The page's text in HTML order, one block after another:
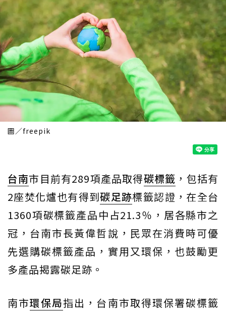
圖／freepik
台南市目前有289項產品取得碳標籤 ，包括有
2座焚化爐也有得到碳足跡標籤認證，在全台
1360項碳標籤產品中占21.3％，居各縣市之
冠，台南市長黃偉哲說，民眾在消費時可優
先選購碳標籤產品，實用又環保，也鼓勵更
多產品揭露碳足跡。
南市環保局指出，台南市取得環保署碳標籤